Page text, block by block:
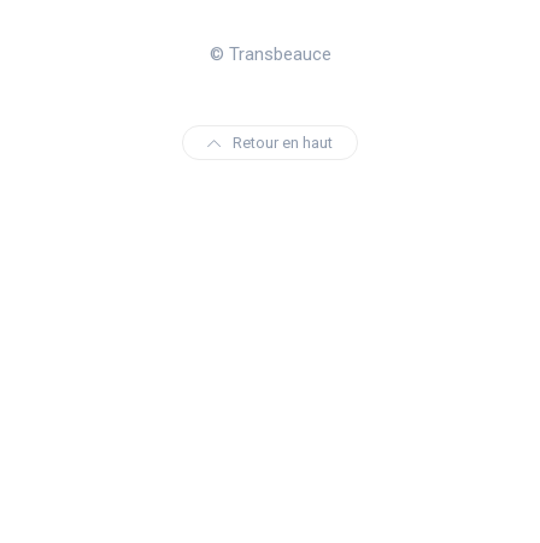
© Transbeauce
Retour en haut